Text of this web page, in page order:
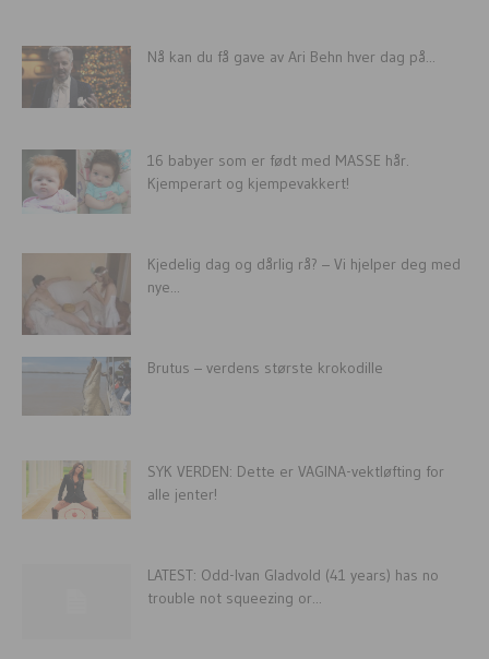
Nå kan du få gave av Ari Behn hver dag på...
16 babyer som er født med MASSE hår.
Kjemperart og kjempevakkert!
Kjedelig dag og dårlig rå? – Vi hjelper deg med
nye...
Brutus – verdens største krokodille
SYK VERDEN: Dette er VAGINA-vektløfting for
alle jenter!
LATEST: Odd-Ivan Gladvold (41 years) has no
trouble not squeezing or...